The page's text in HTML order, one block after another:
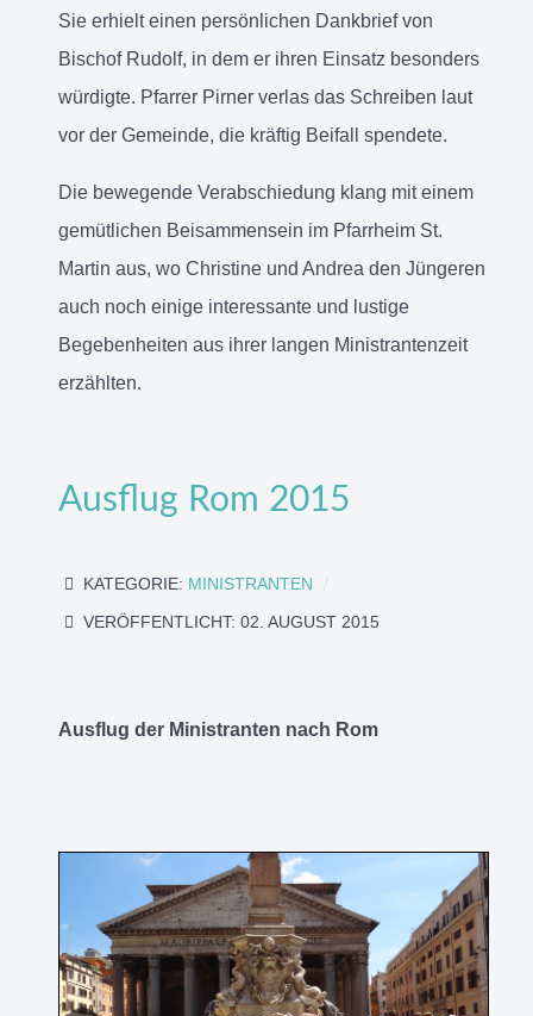
Sie erhielt einen persönlichen Dankbrief von
Bischof Rudolf, in dem er ihren Einsatz besonders
würdigte. Pfarrer Pirner verlas das Schreiben laut
vor der Gemeinde, die kräftig Beifall spendete.
Die bewegende Verabschiedung klang mit einem
gemütlichen Beisammensein im Pfarrheim St.
Martin aus, wo Christine und Andrea den Jüngeren
auch noch einige interessante und lustige
Begebenheiten aus ihrer langen Ministrantenzeit
erzählten.
Ausflug Rom 2015
KATEGORIE: MINISTRANTEN
VERÖFFENTLICHT: 02. AUGUST 2015
Ausflug der Ministranten nach Rom